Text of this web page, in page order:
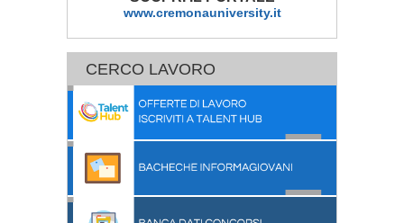
www.cremonauniversity.it
CERCO LAVORO